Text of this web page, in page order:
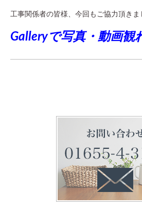
工事関係者の皆様、今回もご協力頂きま
Galleryで写真・動画観